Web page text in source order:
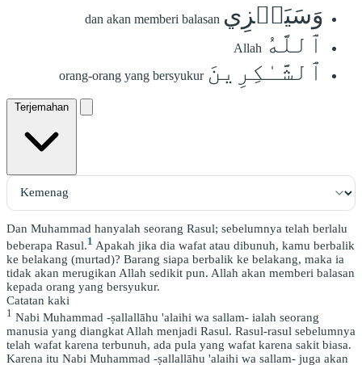
وَسَيَجۡزِي dan akan memberi balasan
ٱللَّهُ Allah
ٱلشَّـٰكِرِينَ orang-orang yang bersyukur
Terjemahan
Dan Muhammad hanyalah seorang Rasul; sebelumnya telah berlalu
beberapa Rasul.1 Apakah jika dia wafat atau dibunuh, kamu berbalik
ke belakang (murtad)? Barang siapa berbalik ke belakang, maka ia
tidak akan merugikan Allah sedikit pun. Allah akan memberi balasan
kepada orang yang bersyukur.
Catatan kaki
1 Nabi Muhammad -ṣallallāhu 'alaihi wa sallam- ialah seorang
manusia yang diangkat Allah menjadi Rasul. Rasul-rasul sebelumnya
telah wafat karena terbunuh, ada pula yang wafat karena sakit biasa.
Karena itu Nabi Muhammad -ṣallallāhu 'alaihi wa sallam- juga akan